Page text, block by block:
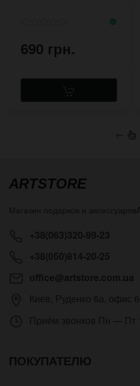
690 грн.
←
ARTSTORE
ПОКУПАТЕЛЮ